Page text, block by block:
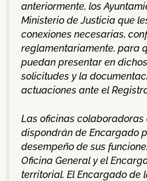
anteriormente, los
Ministerio de Justicia que
conexiones necesarias,
reglamentariamente, para
puedan presentar en
solicitudes y la
actuaciones ante el
Las oficinas colaboradoras
dispondrán de Encargado
desempeño de sus
Oficina General y el
territorial. El Encargado de